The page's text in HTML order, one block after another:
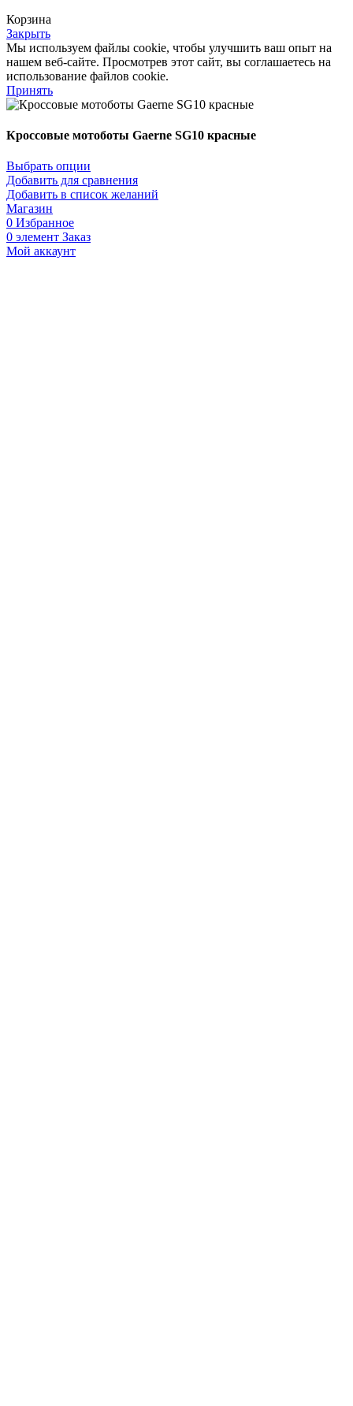
Корзина
Закрыть
Мы используем файлы cookie, чтобы улучшить ваш опыт на
нашем веб-сайте. Просмотрев этот сайт, вы соглашаетесь на
использование файлов cookie.
Принять
Кроссовые мотоботы Gaerne SG10 красные
Выбрать опции
Добавить для сравнения
Добавить в список желаний
Магазин
0 Избранное
0 элемент Заказ
Мой аккаунт